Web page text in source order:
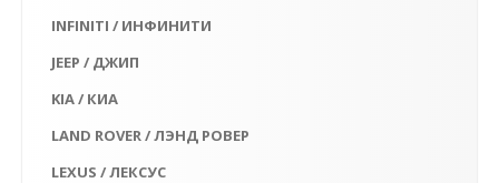
INFINITI / ИНФИНИТИ
JEEP / ДЖИП
KIA / КИА
LAND ROVER / ЛЭНД РОВЕР
LEXUS / ЛЕКСУС